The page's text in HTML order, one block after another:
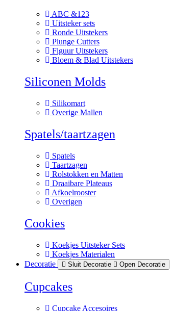
ABC &123
Uitsteker sets
Ronde Uitstekers
Plunge Cutters
Figuur Uitstekers
Bloem & Blad Uitstekers
Siliconen Molds
Silikomart
Overige Mallen
Spatels/taartzagen
Spatels
Taartzagen
Rolstokken en Matten
Draaibare Plateaus
Afkoelrooster
Overigen
Cookies
Koekjes Uitsteker Sets
Koekjes Materialen
Decoratie
Sluit Decoratie Open Decoratie
Cupcakes
Cupcake Accesoires